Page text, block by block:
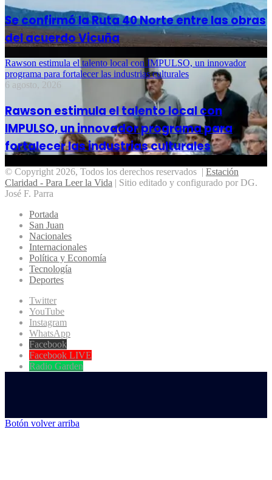
Se confirmó la Ruta 40 Norte entre las obras
del acuerdo Vicuña
Rawson estimula el talento local con IMPULSO, un innovador
programa para fortalecer las industrias culturales
6 agosto, 2026
Rawson estimula el talento local con
IMPULSO, un innovador programa para
fortalecer las industrias culturales
© Copyright 2026, Todos los derechos reservados | Estación
Claridad - Para Leer la Vida | Sitio editado y configurado por DG.
José F. Parra
Portada
San Juan
Nacionales
Internacionales
Política y Economía
Tecnología
Deportes
Twitter
YouTube
Instagram
WhatsApp
Facebook
Facebook LIVE
Radio Garden
Botón volver arriba